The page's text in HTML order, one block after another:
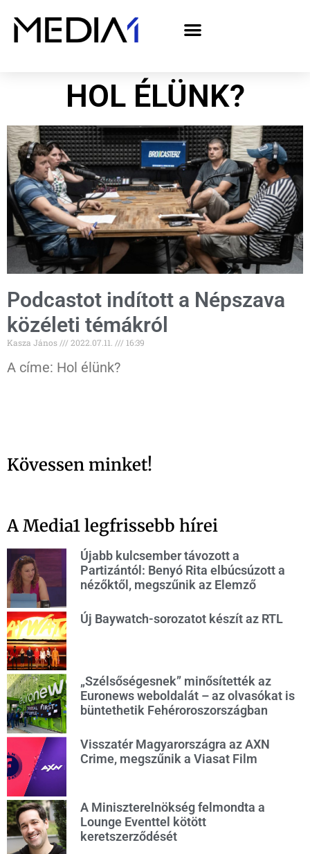
HOL ÉLÜNK?
Podcastot indított a Népszava
közéleti témákról
Kasza János 2022.07.11. 16:39
A címe: Hol élünk?
Kövessen minket!
A Media1 legfrissebb hírei
Újabb kulcsember távozott a
Partizántól: Benyó Rita elbúcsúzott a
nézőktől, megszűnik az Elemző
Új Baywatch-sorozatot készít az RTL
„Szélsőségesnek” minősítették az
Euronews weboldalát – az olvasókat is
büntethetik Fehéroroszországban
Visszatér Magyarországra az AXN
Crime, megszűnik a Viasat Film
A Miniszterelnökség felmondta a
Lounge Eventtel kötött
keretszerződését